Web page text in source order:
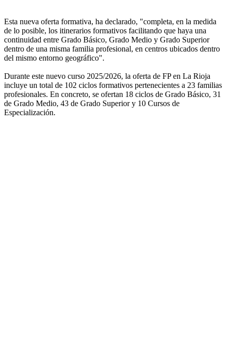
Esta nueva oferta formativa, ha declarado, "completa, en la medida
de lo posible, los itinerarios formativos facilitando que haya una
continuidad entre Grado Básico, Grado Medio y Grado Superior
dentro de una misma familia profesional, en centros ubicados dentro
del mismo entorno geográfico".
Durante este nuevo curso 2025/2026, la oferta de FP en La Rioja
incluye un total de 102 ciclos formativos pertenecientes a 23 familias
profesionales. En concreto, se ofertan 18 ciclos de Grado Básico, 31
de Grado Medio, 43 de Grado Superior y 10 Cursos de
Especialización.